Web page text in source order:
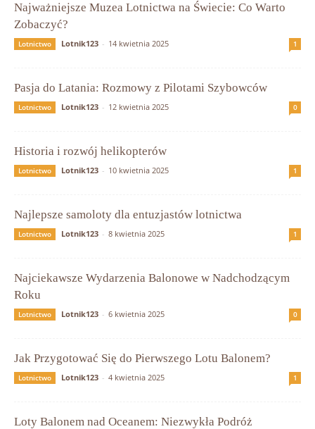
Najważniejsze Muzea Lotnictwa na Świecie: Co Warto
Zobaczyć?
Lotnictwo Lotnik123 - 14 kwietnia 2025 1
Pasja do Latania: Rozmowy z Pilotami Szybowców
Lotnictwo Lotnik123 - 12 kwietnia 2025 0
Historia i rozwój helikopterów
Lotnictwo Lotnik123 - 10 kwietnia 2025 1
Najlepsze samoloty dla entuzjastów lotnictwa
Lotnictwo Lotnik123 - 8 kwietnia 2025 1
Najciekawsze Wydarzenia Balonowe w Nadchodzącym
Roku
Lotnictwo Lotnik123 - 6 kwietnia 2025 0
Jak Przygotować Się do Pierwszego Lotu Balonem?
Lotnictwo Lotnik123 - 4 kwietnia 2025 1
Loty Balonem nad Oceanem: Niezwykła Podróż